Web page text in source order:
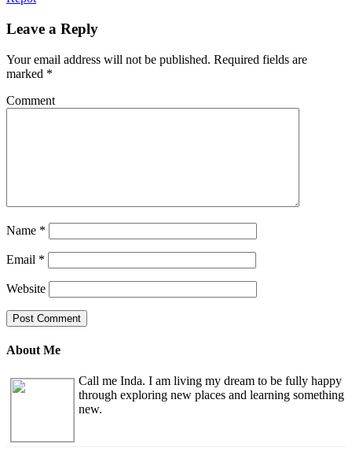
Leave a Reply
Your email address will not be published. Required fields are
marked *
Comment
Name *
Email *
Website
About Me
Call me Inda. I am living my dream to be fully happy
through exploring new places and learning something
new.